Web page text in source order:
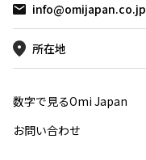
info@omijapan.co.jp
所在地
数字で見るOmi Japan
お問い合わせ